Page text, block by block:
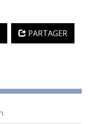
PARTAGER